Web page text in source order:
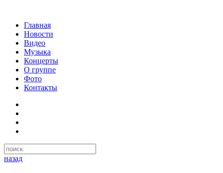
Главная
Новости
Видео
Музыка
Концерты
О группе
Фото
Контакты
назад